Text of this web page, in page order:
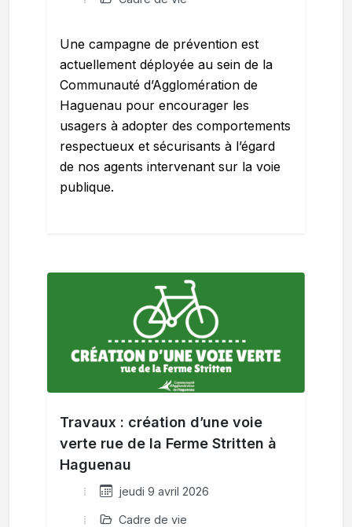
Une campagne de prévention est
actuellement déployée au sein de la
Communauté d’Agglomération de
Haguenau pour encourager les
usagers à adopter des comportements
respectueux et sécurisants à l’égard
de nos agents intervenant sur la voie
publique.
Travaux : création d’une voie
verte rue de la Ferme Stritten à
Haguenau
jeudi 9 avril 2026
Cadre de vie